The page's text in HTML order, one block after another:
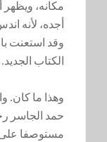
مكانه، ويظهر
أجده، لأنه
وقد استعنت
الكتاب الجديد.
وهذا ما كان.
حمد الجاسر
مستوصفا على